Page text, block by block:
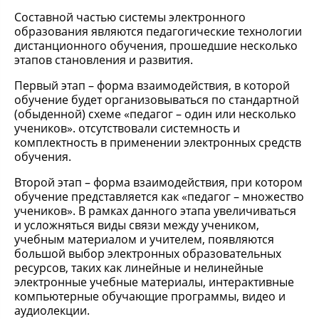
Составной частью системы электронного
образования являются педагогические технологии
дистанционного обучения, прошедшие несколько
этапов становления и развития.
Первый этап – форма взаимодействия, в которой
обучение будет организовываться по стандартной
(обыденной) схеме «педагог – один или несколько
учеников». отсутствовали системность и
комплектность в применении электронных средств
обучения.
Второй этап – форма взаимодействия, при котором
обучение представляется как «педагог – множество
учеников». В рамках данного этапа увеличиваться
и усложняться виды связи между учеником,
учебным материалом и учителем, появляются
большой выбор электронных образовательных
ресурсов, таких как линейные и нелинейные
электронные учебные материалы, интерактивные
компьютерные обучающие программы, видео и
аудиолекции.